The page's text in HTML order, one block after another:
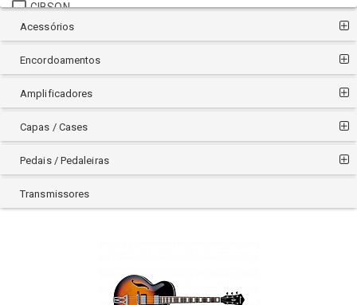
GIBSON
GODIN
IBANEZ
JACKSON
KRAMER
MEMPHIS
PEAVEY
PRS
Acessórios
Encordoamentos
Amplificadores
Capas / Cases
Pedais / Pedaleiras
Transmissores